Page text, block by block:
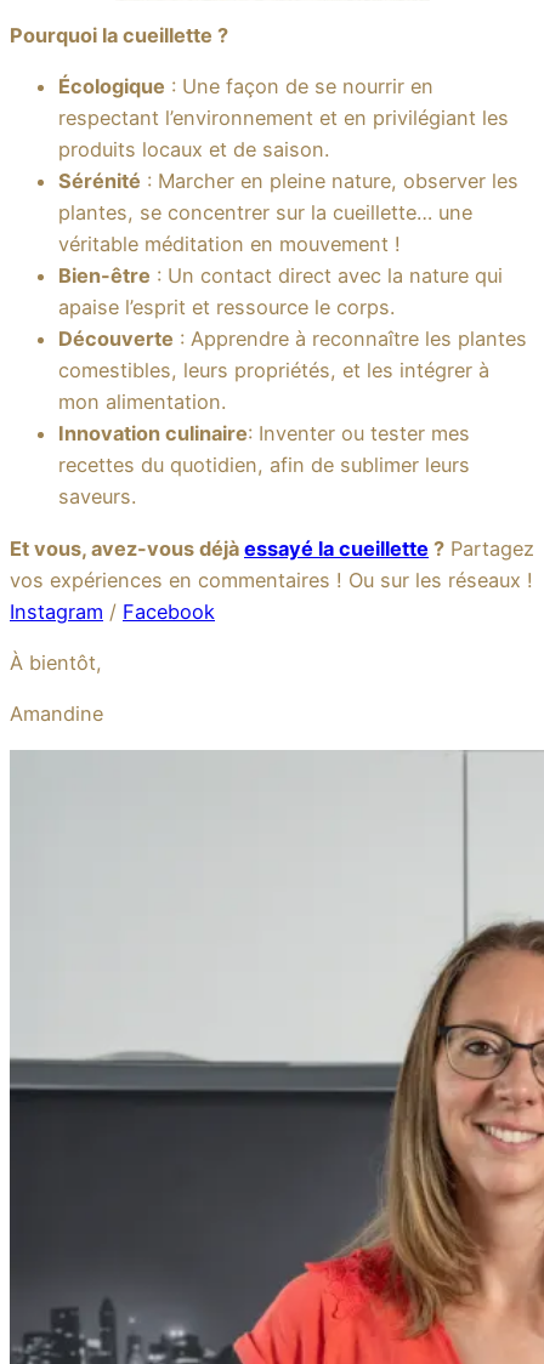
Pourquoi la cueillette ?
Écologique : Une façon de se nourrir en
respectant l’environnement et en privilégiant les
produits locaux et de saison.
Sérénité : Marcher en pleine nature, observer les
plantes, se concentrer sur la cueillette… une
véritable méditation en mouvement ! ‍
Bien-être : Un contact direct avec la nature qui
apaise l’esprit et ressource le corps.
Découverte : Apprendre à reconnaître les plantes
comestibles, leurs propriétés, et les intégrer à
mon alimentation. ‍
Innovation culinaire: Inventer ou tester mes
recettes du quotidien, afin de sublimer leurs
saveurs.
Et vous, avez-vous déjà essayé la cueillette ? Partagez
vos expériences en commentaires ! Ou sur les réseaux !
Instagram / Facebook
À bientôt,
Amandine